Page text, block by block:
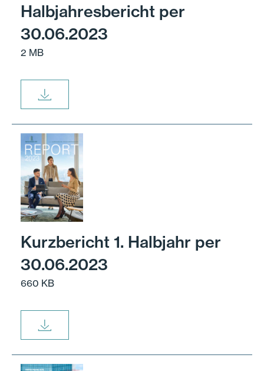
Halbjahresbericht per
30.06.2023
2 MB
Kurzbericht 1. Halbjahr per
30.06.2023
660 KB